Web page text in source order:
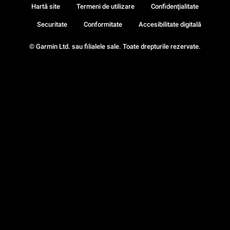
© Garmin Ltd. sau filialele sale. Toate drepturile rezervate.
Hartă site Termeni de utilizare Confidenţialitate
Securitate Conformitate Accesibilitate digitală